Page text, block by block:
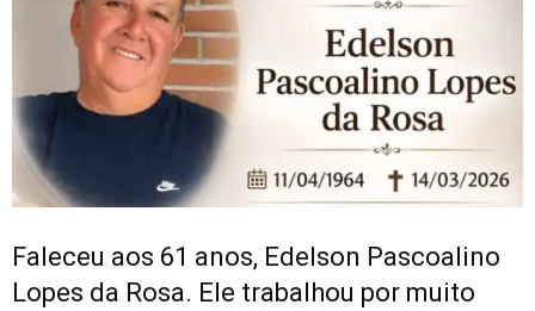
Faleceu aos 61 anos, Edelson Pascoalino
Lopes da Rosa. Ele trabalhou por muito